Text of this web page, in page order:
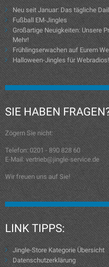
Neu seit Januar: Das tägliche
Fußball EM-Jingles
Großartige Neuigkeiten: Unsere
Mehr!
Frühlingserwachen auf Eurem
Halloween-Jingles für Webradios!
SIE HABEN
Zögern Sie nicht:
Telefon: 0201 - 890 828 60
E-Mail: vertrieb@jingle-service.de
Wir freuen uns auf Sie!
LINK TIPPS:
Jingle-Store Kategorie Übersicht
Datenschutzerklärung